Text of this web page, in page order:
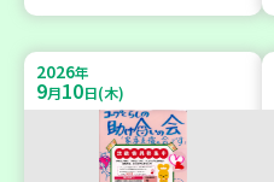
2026年
9月10日(木)